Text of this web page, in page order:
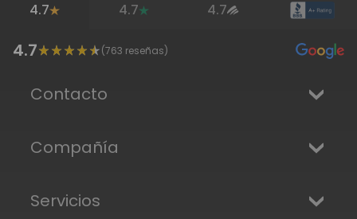
4.7 4.7 4.7
4.7 (763 reseñas)
Contacto
Compañía
Servicios